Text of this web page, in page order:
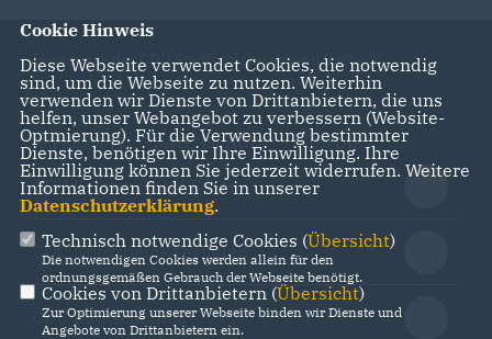
Homepage des CDU Stadtbezirksverband Borbeck
IMPRESSUM DATENSCHUTZ KONTAKT
CDU Kreisverband Essen
CDU Nordrhein-Westfalen
CDU Deutschlands
Cookie Hinweis
Diese Webseite verwendet Cookies, die notwendig
sind, um die Webseite zu nutzen. Weiterhin
verwenden wir Dienste von Drittanbietern, die uns
helfen, unser Webangebot zu verbessern (Website-
Optmierung). Für die Verwendung bestimmter
Dienste, benötigen wir Ihre Einwilligung. Ihre
Einwilligung können Sie jederzeit widerrufen. Weitere
Informationen finden Sie in unserer
Datenschutzerklärung.
Technisch notwendige Cookies (Übersicht)
Die notwendigen Cookies werden allein für den
ordnungsgemäßen Gebrauch der Webseite benötigt.
Cookies von Drittanbietern (Übersicht)
Zur Optimierung unserer Webseite binden wir Dienste und
Angebote von Drittanbietern ein.